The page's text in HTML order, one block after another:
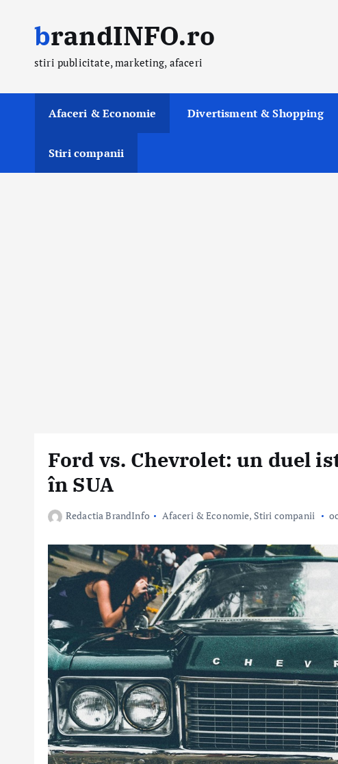
t
brandINFO.ro
stiri publicitate, marketing, afaceri
Afaceri & Economie Divertisment & Shopping
Stiri companii
Ford vs. Chevrolet: un duel
în SUA
Redactia BrandInfo Afaceri & Economie, Stiri companii